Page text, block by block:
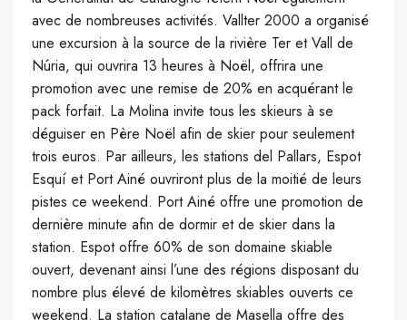
avec de nombreuses activités. Vallter 2000 a organisé
une excursion à la source de la rivière Ter et Vall de
Núria, qui ouvrira 13 heures à Noël, offrira une
promotion avec une remise de 20% en acquérant le
pack forfait. La Molina invite tous les skieurs à se
déguiser en Père Noël afin de skier pour seulement
trois euros. Par ailleurs, les stations del Pallars, Espot
Esquí et Port Ainé ouvriront plus de la moitié de leurs
pistes ce weekend. Port Ainé offre une promotion de
dernière minute afin de dormir et de skier dans la
station. Espot offre 60% de son domaine skiable
ouvert, devenant ainsi l’une des régions disposant du
nombre plus élevé de kilomètres skiables ouverts ce
weekend. La station catalane de Masella offre des